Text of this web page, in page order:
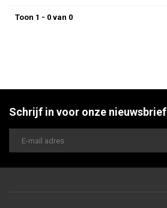
Toon 1 - 0 van 0
Schrijf in voor onze nieuwsbrief